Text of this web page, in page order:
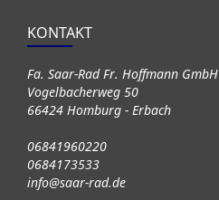
KONTAKT
Fa. Saar-Rad Fr. Hoffmann GmbH
Vogelbacherweg 50
66424 Homburg - Erbach
06841960220
0684173533
info@saar-rad.de